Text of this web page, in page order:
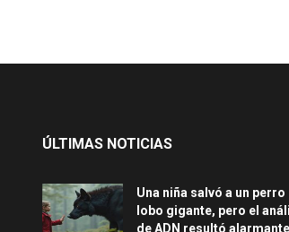
ÚLTIMAS NOTICIAS
Una niña salvó a un perro
lobo gigante, pero el
de ADN resultó alarmante